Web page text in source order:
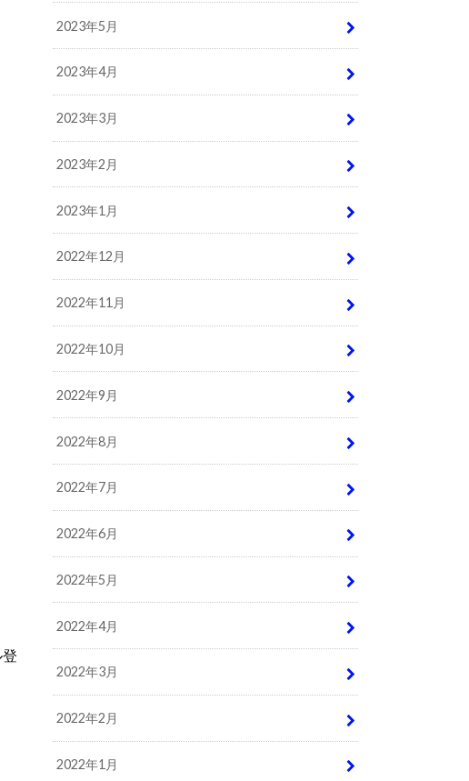
2023年5月
2023年4月
2023年3月
2023年2月
2023年1月
2022年12月
2022年11月
2022年10月
2022年9月
2022年8月
2022年7月
2022年6月
2022年5月
2022年4月
2022年3月
2022年2月
2022年1月